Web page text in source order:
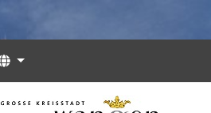
Sprachen
Start